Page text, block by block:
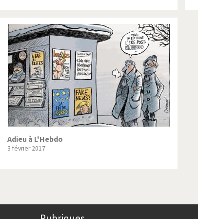
Adieu à L'Hebdo
3 février 2017